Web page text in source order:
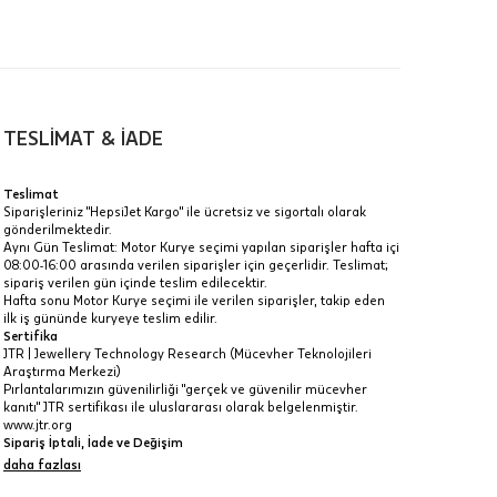
ancak
Taksit Toplamı
158.485 ₺
158.485 ₺
TESLİMAT & İADE
Teslimat
Siparişleriniz "HepsiJet Kargo" ile ücretsiz ve sigortalı olarak
gönderilmektedir.
Aynı Gün Teslimat: Motor Kurye seçimi yapılan siparişler hafta içi
08:00-16:00 arasında verilen siparişler için geçerlidir. Teslimat;
sipariş verilen gün içinde teslim edilecektir.
Hafta sonu Motor Kurye seçimi ile verilen siparişler, takip eden
ilk iş gününde kuryeye teslim edilir.
Sertifika
JTR | Jewellery Technology Research (Mücevher Teknolojileri
Araştırma Merkezi)
Pırlantalarımızın güvenilirliği "gerçek ve güvenilir mücevher
kanıtı" JTR sertifikası ile uluslararası olarak belgelenmiştir.
www.jtr.org
Sipariş İptali, İade ve Değişim
İptal: Kargoya verilmeyen veya faturası oluşmayan siparişlerinizi
daha fazlası